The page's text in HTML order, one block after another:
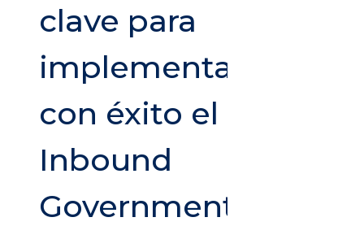
clave para
implementar
con éxito el
Inbound
Government